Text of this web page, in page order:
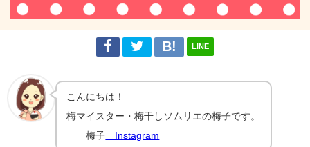
LINE
こんにちは！
梅マイスター・梅干しソムリエの梅子です。
梅子 Instagram